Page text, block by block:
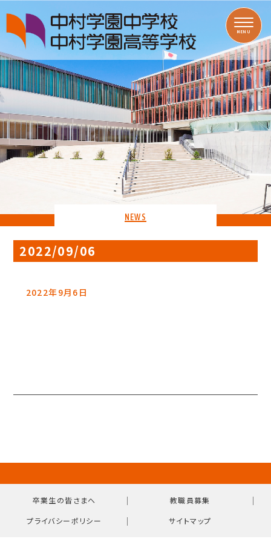
MENU
NEWS
2022/09/06
2022年9月6日
卒業生の皆さまへ ｜ 教職員募集 ｜
プライバシーポリシー ｜ サイトマップ